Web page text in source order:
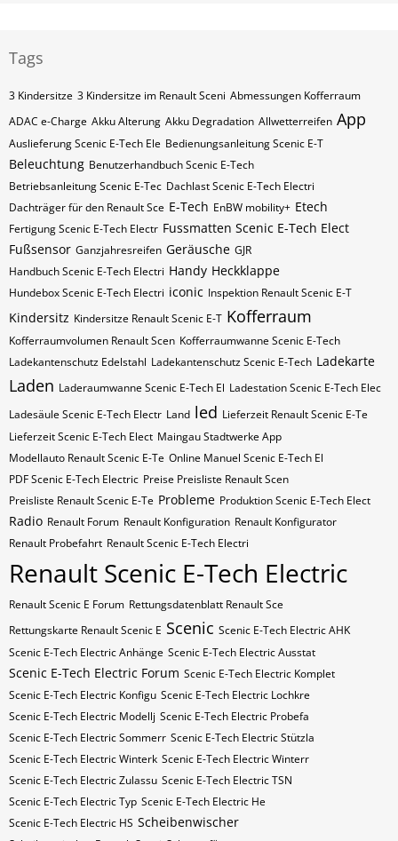
Tags
3 Kindersitze 3 Kindersitze im Renault Sceni Abmessungen Kofferraum
ADAC e-Charge Akku Alterung Akku Degradation Allwetterreifen App
Auslieferung Scenic E-Tech Ele Bedienungsanleitung Scenic E-T
Beleuchtung Benutzerhandbuch Scenic E-Tech
Betriebsanleitung Scenic E-Tec Dachlast Scenic E-Tech Electri
Dachträger für den Renault Sce E-Tech EnBW mobility+ Etech
Fertigung Scenic E-Tech Electr Fussmatten Scenic E-Tech Elect
Fußsensor Ganzjahresreifen Geräusche GJR
Handbuch Scenic E-Tech Electri Handy Heckklappe
Hundebox Scenic E-Tech Electri iconic Inspektion Renault Scenic E-T
Kindersitz Kindersitze Renault Scenic E-T Kofferraum
Kofferraumvolumen Renault Scen Kofferraumwanne Scenic E-Tech
Ladekantenschutz Edelstahl Ladekantenschutz Scenic E-Tech Ladekarte
Laden Laderaumwanne Scenic E-Tech El Ladestation Scenic E-Tech Elec
Ladesäule Scenic E-Tech Electr Land led Lieferzeit Renault Scenic E-Te
Lieferzeit Scenic E-Tech Elect Maingau Stadtwerke App
Modellauto Renault Scenic E-Te Online Manuel Scenic E-Tech El
PDF Scenic E-Tech Electric Preise Preisliste Renault Scen
Preisliste Renault Scenic E-Te Probleme Produktion Scenic E-Tech Elect
Radio Renault Forum Renault Konfiguration Renault Konfigurator
Renault Probefahrt Renault Scenic E-Tech Electri
Renault Scenic E-Tech Electric
Renault Scenic E Forum Rettungsdatenblatt Renault Sce
Rettungskarte Renault Scenic E Scenic Scenic E-Tech Electric AHK
Scenic E-Tech Electric Anhänge Scenic E-Tech Electric Ausstat
Scenic E-Tech Electric Forum Scenic E-Tech Electric Komplet
Scenic E-Tech Electric Konfigu Scenic E-Tech Electric Lochkre
Scenic E-Tech Electric Modellj Scenic E-Tech Electric Probefa
Scenic E-Tech Electric Sommerr Scenic E-Tech Electric Stützla
Scenic E-Tech Electric Winterk Scenic E-Tech Electric Winterr
Scenic E-Tech Electric Zulassu Scenic E-Tech Electric​​​​ TSN
Scenic E-Tech Electric​​​​ Typ Scenic E-Tech Electric​​​​​ He
Scenic E-Tech Electric​​​​​ HS Scheibenwischer